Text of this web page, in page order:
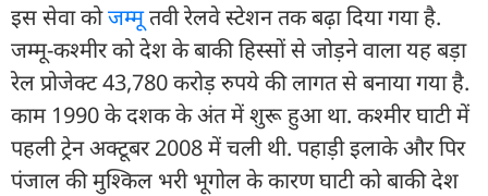
इस सेवा कोजम्मूतवी रेलवे स्टेशन तक बढ़ा दिया गया है.
जम्मू-कश्मीर को देश के बाकी हिस्सों से जोड़ने वाला यह बड़ा
रेल प्रोजेक्ट 43,780 करोड़ रुपये की लागत से बनाया गया है.
काम 1990 के दशक के अंत में शुरू हुआ था. कश्मीर घाटी में
पहली ट्रेन अक्टूबर 2008 में चली थी. पहाड़ी इलाके और पिर
पंजाल की मुश्किल भरी भूगोल के कारण घाटी को बाकी देश